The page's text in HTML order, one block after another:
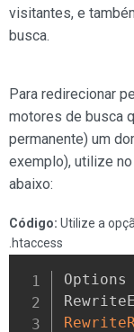
visitantes, e
busca.
Para redirecionar
motores de busca
permanente) um
exemplo), utilize
abaixo:
Código: Utilize a
.htaccess
Options